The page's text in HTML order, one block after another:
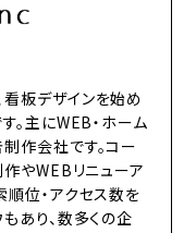
板デザインを始め
主にWEB・ホーム
作会社です。コー
やWEBリニューア
順位・アクセス数を
あり、数多くの企